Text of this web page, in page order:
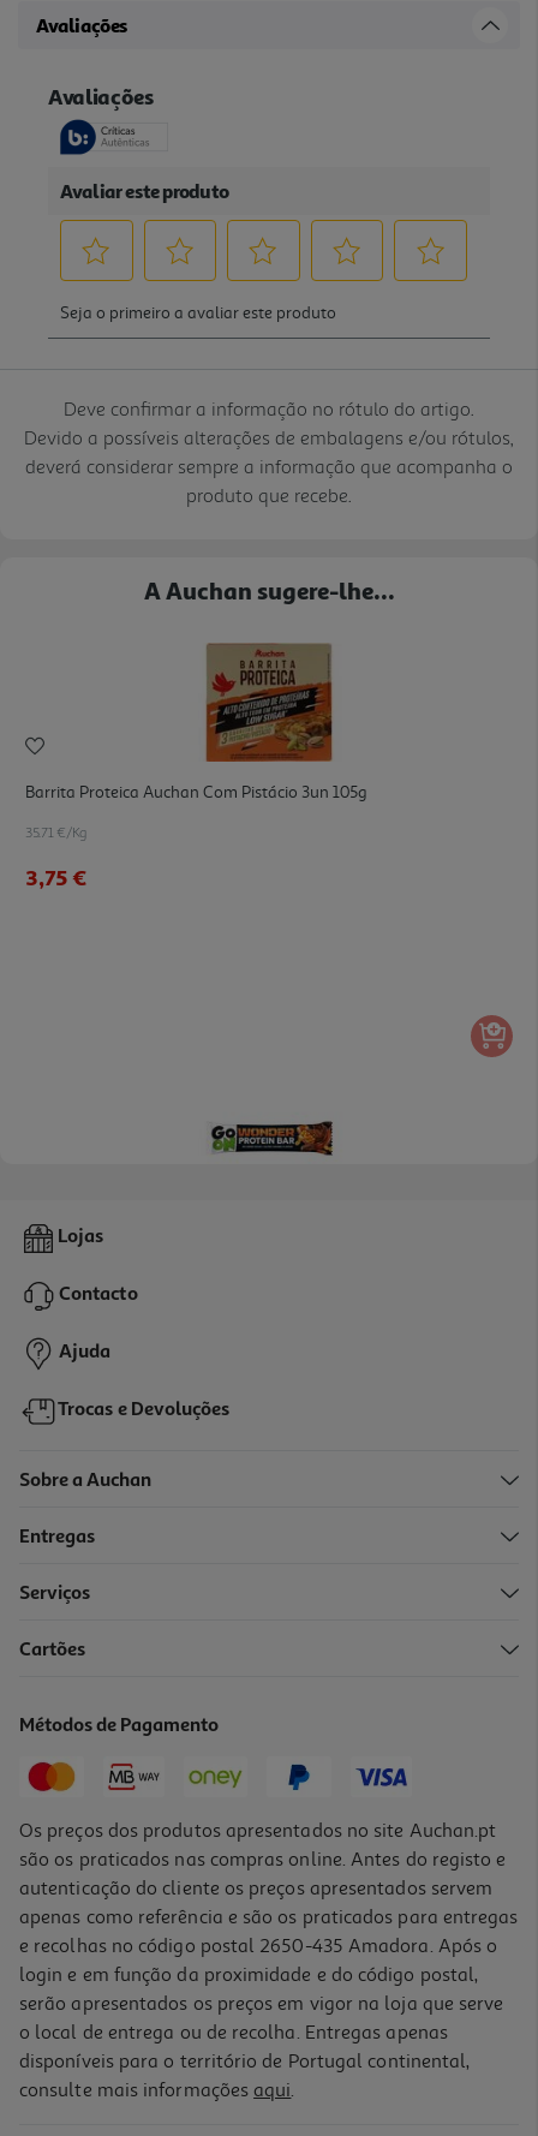
Avaliações
Deve confirmar a informação no rótulo do artigo.
Devido a possíveis alterações de embalagens e/ou rótulos,
deverá considerar sempre a informação que acompanha o
produto que recebe.
A Auchan sugere-lhe...
Barrita Proteica Auchan Com Pistácio 3un 105g
35.71 €/Kg
3,75 €
Barras Proteina Sante Go On Caramelo Salgado 45gr
1,59 €
Barras Proteina Sante Go On Côco & Cookies 45gr
Lojas
Contacto
Ajuda
Trocas e Devoluções
Sobre a Auchan
Entregas
Serviços
Cartões
Métodos de Pagamento
Os preços dos produtos apresentados no site Auchan.pt
são os praticados nas compras online. Antes do registo e
autenticação do cliente os preços apresentados servem
apenas como referência e são os praticados para entregas
e recolhas no código postal 2650-435 Amadora. Após o
login e em função da proximidade e do código postal,
serão apresentados os preços em vigor na loja que serve
o local de entrega ou de recolha. Entregas apenas
disponíveis para o território de Portugal continental,
consulte mais informações aqui.